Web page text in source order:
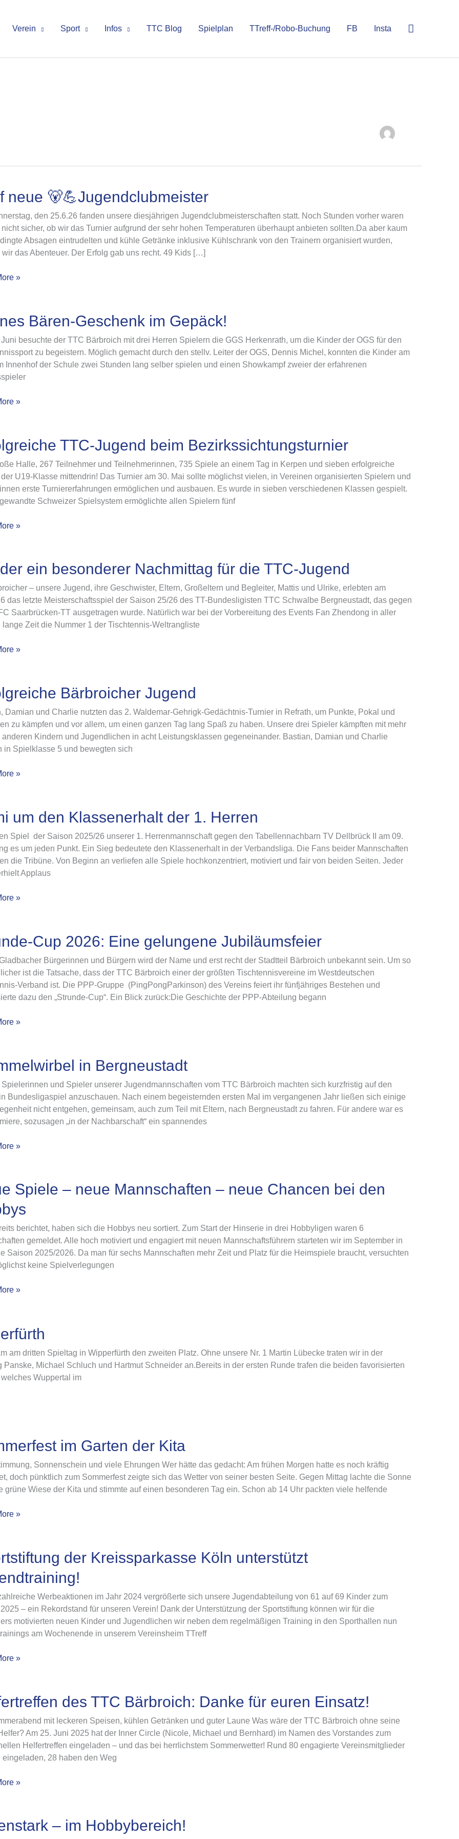
Verein Sport Infos TTC Blog Spielplan TTreff-/Robo-Buchung FB Insta
neue 🐻💪Jugendclubmeister
den 25.6.26 fanden unsere diesjährigen Jugendclubmeisterschaften statt. Noch Stunden vorher waren
sicher, ob wir das Turnier aufgrund der sehr hohen Temperaturen überhaupt anbieten sollten.Da aber kaum
Absagen eintrudelten und kühle Getränke inklusive Kühlschrank von den Trainern organisiert wurden,
wir das Abenteuer. Der Erfolg gab uns recht. 49 Kids […]
»
Bären-Geschenk im Gepäck!
besuchte der TTC Bärbroich mit drei Herren Spielern die GGS Herkenrath, um die Kinder der OGS für den
zu begeistern. Möglich gemacht durch den stellv. Leiter der OGS, Dennis Michel, konnten die Kinder am
Innenhof der Schule zwei Stunden lang selber spielen und einen Showkampf zweier der erfahrenen
»
TTC-Jugend beim Bezirkssichtungsturnier
Halle, 267 Teilnehmer und Teilnehmerinnen, 735 Spiele an einem Tag in Kerpen und sieben erfolgreiche
U19-Klasse mittendrin! Das Turnier am 30. Mai sollte möglichst vielen, in Vereinen organisierten Spielern und
erste Turniererfahrungen ermöglichen und ausbauen. Es wurde in sieben verschiedenen Klassen gespielt.
Schweizer Spielsystem ermöglichte allen Spielern fünf
»
ein besonderer Nachmittag für die TTC-Jugend
– unsere Jugend, ihre Geschwister, Eltern, Großeltern und Begleiter, Mattis und Ulrike, erlebten am
das letzte Meisterschaftsspiel der Saison 25/26 des TT-Bundesligisten TTC Schwalbe Bergneustadt, das gegen
Saarbrücken-TT ausgetragen wurde. Natürlich war bei der Vorbereitung des Events Fan Zhendong in aller
lange Zeit die Nummer 1 der Tischtennis-Weltrangliste
»
Bärbroicher Jugend
Damian und Charlie nutzten das 2. Waldemar-Gehrigk-Gedächtnis-Turnier in Refrath, um Punkte, Pokal und
zu kämpfen und vor allem, um einen ganzen Tag lang Spaß zu haben. Unsere drei Spieler kämpften mit mehr
anderen Kindern und Jugendlichen in acht Leistungsklassen gegeneinander. Bastian, Damian und Charlie
in Spielklasse 5 und bewegten sich
»
um den Klassenerhalt der 1. Herren
Spiel der Saison 2025/26 unserer 1. Herrenmannschaft gegen den Tabellennachbarn TV Dellbrück II am 09.
es um jeden Punkt. Ein Sieg bedeutete den Klassenerhalt in der Verbandsliga. Die Fans beider Mannschaften
die Tribüne. Von Beginn an verliefen alle Spiele hochkonzentriert, motiviert und fair von beiden Seiten. Jeder
Applaus
»
Cup 2026: Eine gelungene Jubiläumsfeier
Bürgerinnen und Bürgern wird der Name und erst recht der Stadtteil Bärbroich unbekannt sein. Um so
ist die Tatsache, dass der TTC Bärbroich einer der größten Tischtennisvereine im Westdeutschen
Verband ist. Die PPP-Gruppe (PingPongParkinson) des Vereins feiert ihr fünfjähriges Bestehen und
dazu den „Strunde-Cup“. Ein Blick zurück:Die Geschichte der PPP-Abteilung begann
»
in Bergneustadt
und Spieler unserer Jugendmannschaften vom TTC Bärbroich machten sich kurzfristig auf den
Bundesligaspiel anzuschauen. Nach einem begeisternden ersten Mal im vergangenen Jahr ließen sich einige
nicht entgehen, gemeinsam, auch zum Teil mit Eltern, nach Bergneustadt zu fahren. Für andere war es
sozusagen „in der Nachbarschaft“ ein spannendes
»
Spiele – neue Mannschaften – neue Chancen bei den
berichtet, haben sich die Hobbys neu sortiert. Zum Start der Hinserie in drei Hobbyligen waren 6
gemeldet. Alle hoch motiviert und engagiert mit neuen Mannschaftsführern starteten wir im September in
Saison 2025/2026. Da man für sechs Mannschaften mehr Zeit und Platz für die Heimspiele braucht, versuchten
keine Spielverlegungen
»
am dritten Spieltag in Wipperfürth den zweiten Platz. Ohne unsere Nr. 1 Martin Lübecke traten wir in der
Panske, Michael Schluch und Hartmut Schneider an.Bereits in der ersten Runde trafen die beiden favorisierten
Wuppertal im
im Garten der Kita
Sonnenschein und viele Ehrungen Wer hätte das gedacht: Am frühen Morgen hatte es noch kräftig
doch pünktlich zum Sommerfest zeigte sich das Wetter von seiner besten Seite. Gegen Mittag lachte die Sonne
grüne Wiese der Kita und stimmte auf einen besonderen Tag ein. Schon ab 14 Uhr packten viele helfende
»
der Kreissparkasse Köln unterstützt
Werbeaktionen im Jahr 2024 vergrößerte sich unsere Jugendabteilung von 61 auf 69 Kinder zum
– ein Rekordstand für unseren Verein! Dank der Unterstützung der Sportstiftung können wir für die
motivierten neuen Kinder und Jugendlichen wir neben dem regelmäßigen Training in den Sporthallen nun
am Wochenende in unserem Vereinsheim TTreff
»
des TTC Bärbroich: Danke für euren Einsatz!
mit leckeren Speisen, kühlen Getränken und guter Laune Was wäre der TTC Bärbroich ohne seine
Am 25. Juni 2025 hat der Inner Circle (Nicole, Michael und Bernhard) im Namen des Vorstandes zum
Helfertreffen eingeladen – und das bei herrlichstem Sommerwetter! Rund 80 engagierte Vereinsmitglieder
eingeladen, 28 haben den Weg
»
– im Hobbybereich!